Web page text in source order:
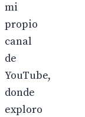
mi
propio
canal
de
YouTube,
donde
exploro